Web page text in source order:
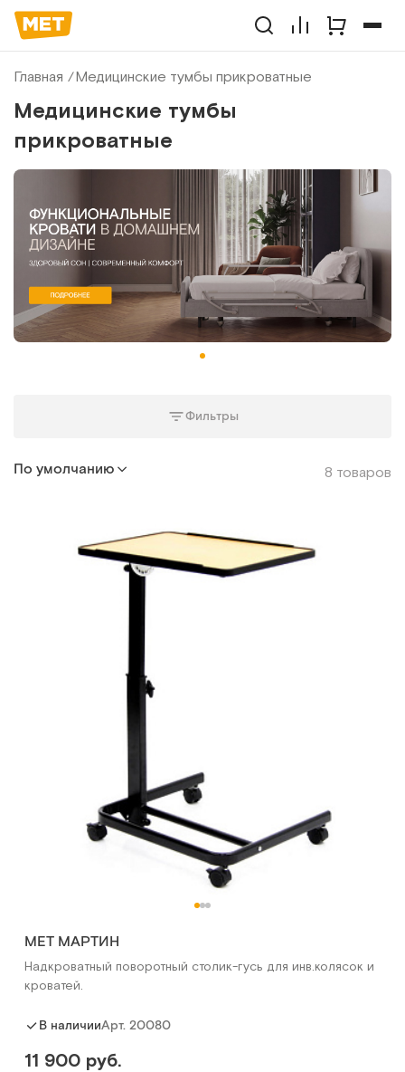
Главная Медицинские тумбы прикроватные
Медицинские тумбы
прикроватные
Фильтры
По умолчанию 8 товаров
MET МАРТИН
Надкроватный поворотный столик-гусь для инв.колясок и
кроватей.
В наличииАрт. 20080
11 900 руб.